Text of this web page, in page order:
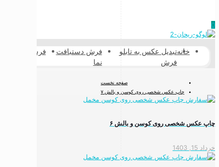
0
خانهتبدیل عکس به تابلو
فرش
فرش دستبافت
نما
فرشینه
صفحه نخست
چاپ عکس شخصی روی کوسن و بالش ۷
چاپ عکس شخصی روی کوسن و بالش ۶
خرداد 15, 1403